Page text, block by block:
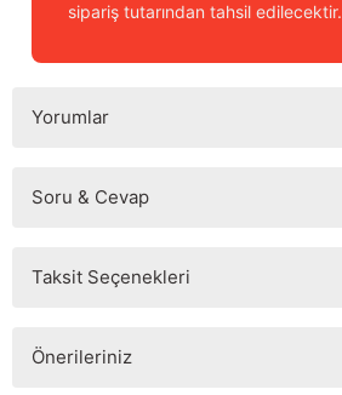
sipariş tutarından tahsil edilecektir.
Yorumlar
Soru & Cevap
Taksit Seçenekleri
Önerileriniz